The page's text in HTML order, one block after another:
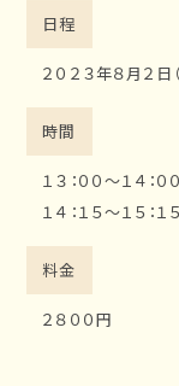
日程
２０２３年８月２日
時間
１３：００～１４
１４：１５～１５
料金
２８００円